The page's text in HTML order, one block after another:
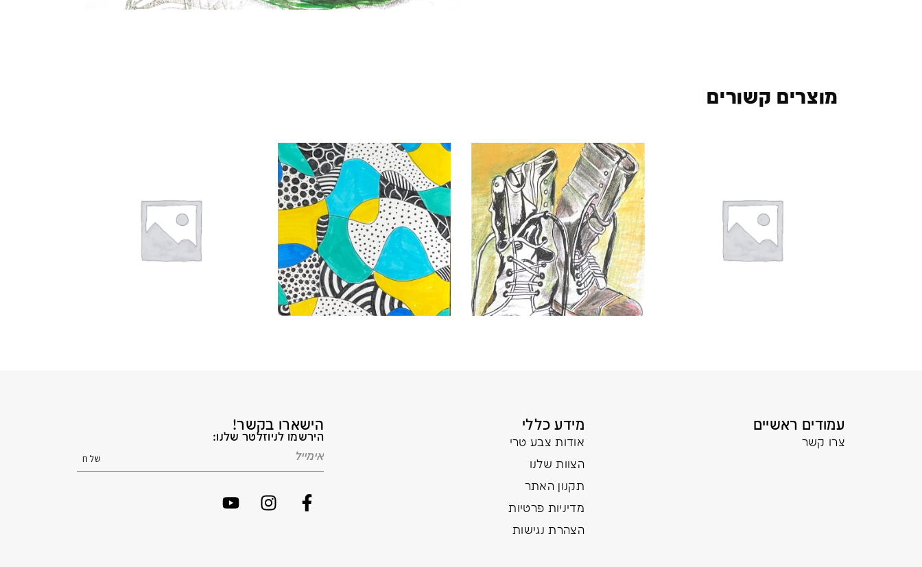
מוצרים קשורים
עמודים ראשיים
צרו קשר
מידע כללי
אודות צבע טרי
הצוות שלנו
תקנון האתר
מדיניות פרטיות
הצהרת נגישות
הישארו בקשר!
הירשמו לניוזלטר שלנו: